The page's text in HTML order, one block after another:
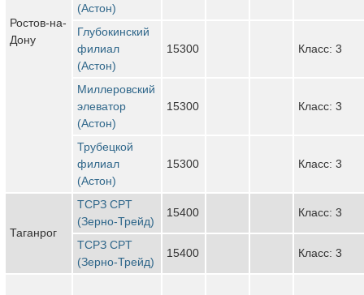
Ростов-на-
Дону
(Астон)
Глубокинский
филиал
(Астон)
15300 Класс: 3
Миллеровский
элеватор
(Астон)
15300 Класс: 3
Трубецкой
филиал
(Астон)
15300 Класс: 3
Таганрог
ТСРЗ CPT
(Зерно-Трейд)
15400 Класс: 3
ТСРЗ CPT
(Зерно-Трейд)
15400 Класс: 3